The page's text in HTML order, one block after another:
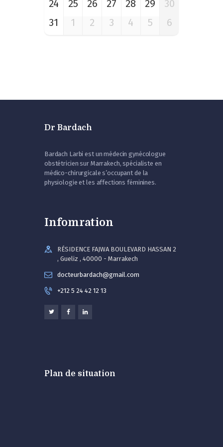
24
25 26 27 28 29
30
31
1 2 3 4 5 6
Dr Bardach
Bardach Larbi est un médecin gynécologue
obstétricien sur Marrakech, spécialiste en
médico-chirurgicale s’occupant de la
physiologie et les affections féminines.
Infomration
RÉSIDENCE FAJWA BOULEVARD HASSAN 2
, Gueliz , 40000 - Marrakech
docteurbardach@gmail.com
+212 5 24 42 12 13
Plan de situation